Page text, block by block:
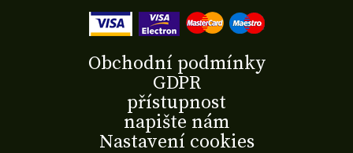
Obchodní podmínky
GDPR
přístupnost
napište nám
Nastavení cookies